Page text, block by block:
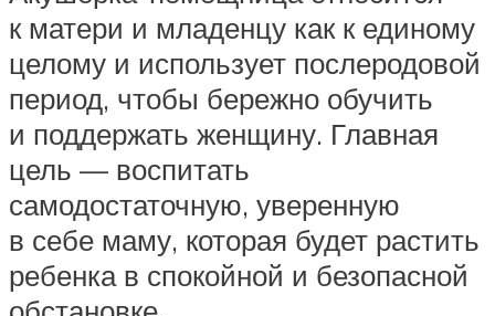
к матери и младенцу как к единому
целому и использует послеродовой
период, чтобы бережно обучить
и поддержать женщину. Главная
цель — воспитать
самодостаточную, уверенную
в себе маму, которая будет растить
ребенка в спокойной и безопасной